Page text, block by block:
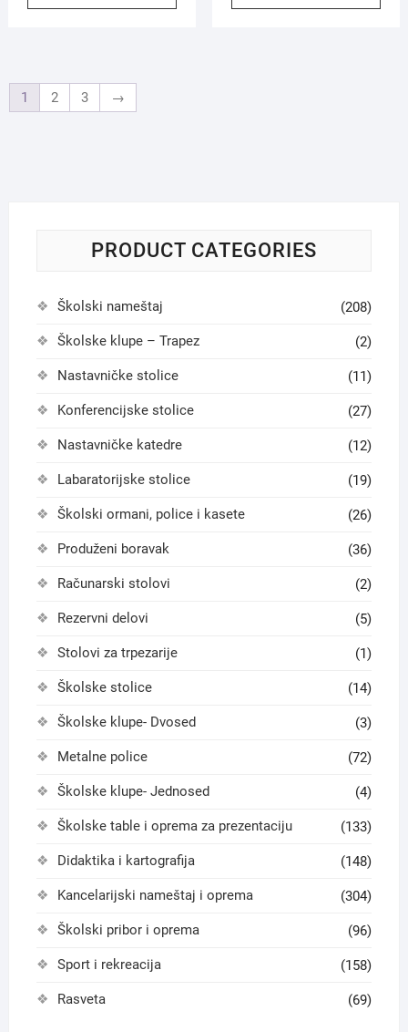
1 2 3 →
PRODUCT CATEGORIES
Školski nameštaj (208)
Školske klupe – Trapez (2)
Nastavničke stolice (11)
Konferencijske stolice (27)
Nastavničke katedre (12)
Labaratorijske stolice (19)
Školski ormani, police i kasete (26)
Produženi boravak (36)
Računarski stolovi (2)
Rezervni delovi (5)
Stolovi za trpezarije (1)
Školske stolice (14)
Školske klupe- Dvosed (3)
Metalne police (72)
Školske klupe- Jednosed (4)
Školske table i oprema za prezentaciju (133)
Didaktika i kartografija (148)
Kancelarijski nameštaj i oprema (304)
Školski pribor i oprema (96)
Sport i rekreacija (158)
Rasveta (69)